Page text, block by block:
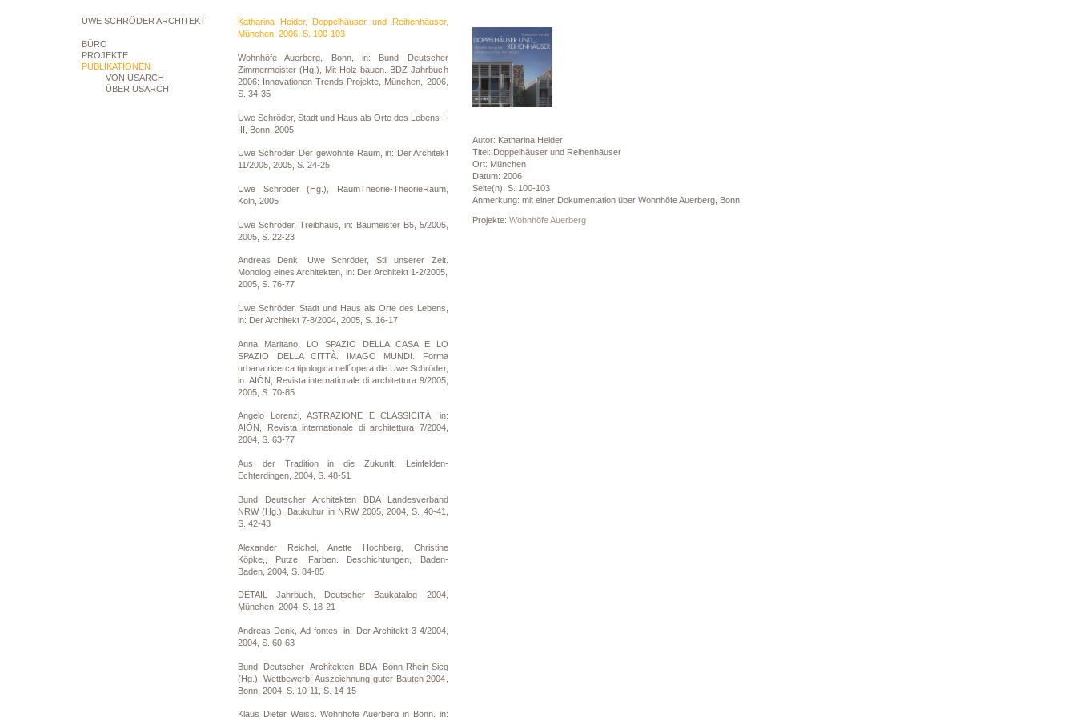
UWE SCHRÖDER ARCHITEKT
BÜRO
PROJEKTE
PUBLIKATIONEN
VON USARCH
ÜBER USARCH
Katharina Heider, Doppelhäuser und Reihenhäuser,
München, 2006, S. 100-103
Wohnhöfe Auerberg, Bonn, in: Bund Deutscher
Zimmermeister (Hg.), Mit Holz bauen. BDZ Jahrbuch
2006: Innovationen-Trends-Projekte, München, 2006,
S. 34-35
Uwe Schröder, Stadt und Haus als Orte des Lebens I-
III, Bonn, 2005
Uwe Schröder, Der gewohnte Raum, in: Der Architekt
11/2005, 2005, S. 24-25
Uwe Schröder (Hg.), RaumTheorie-TheorieRaum,
Köln, 2005
Uwe Schröder, Treibhaus, in: Baumeister B5, 5/2005,
2005, S. 22-23
Andreas Denk, Uwe Schröder, Stil unserer Zeit.
Monolog eines Architekten, in: Der Architekt 1-2/2005,
2005, S. 76-77
Uwe Schröder, Stadt und Haus als Orte des Lebens,
in: Der Architekt 7-8/2004, 2005, S. 16-17
Anna Maritano, LO SPAZIO DELLA CASA E LO
SPAZIO DELLA CITTÀ. IMAGO MUNDI. Forma
urbana ricerca tipologica nell´opera die Uwe Schröder,
in: AIÓN, Revista internationale di architettura 9/2005,
2005, S. 70-85
Angelo Lorenzi, ASTRAZIONE E CLASSICITÀ, in:
AIÓN, Revista internationale di architettura 7/2004,
2004, S. 63-77
Aus der Tradition in die Zukunft, Leinfelden-
Echterdingen, 2004, S. 48-51
Bund Deutscher Architekten BDA Landesverband
NRW (Hg.), Baukultur in NRW 2005, 2004, S. 40-41,
S. 42-43
Alexander Reichel, Anette Hochberg, Christine
Köpke,, Putze. Farben. Beschichtungen, Baden-
Baden, 2004, S. 84-85
DETAIL Jahrbuch, Deutscher Baukatalog 2004,
München, 2004, S. 18-21
Andreas Denk, Ad fontes, in: Der Architekt 3-4/2004,
2004, S. 60-63
Bund Deutscher Architekten BDA Bonn-Rhein-Sieg
(Hg.), Wettbewerb: Auszeichnung guter Bauten 2004,
Bonn, 2004, S. 10-11, S. 14-15
Klaus Dieter Weiss, Wohnhöfe Auerberg in Bonn, in:
Autor: Katharina Heider
Titel: Doppelhäuser und Reihenhäuser
Ort: München
Datum: 2006
Seite(n): S. 100-103
Anmerkung: mit einer Dokumentation über Wohnhöfe Auerberg, Bonn
Projekte: Wohnhöfe Auerberg